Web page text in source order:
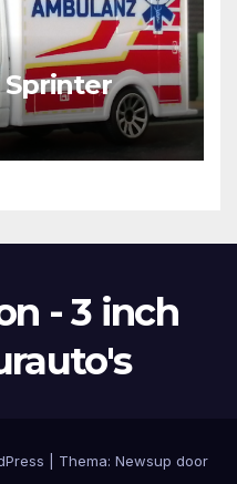
Sprinter
- 3 inch
Thema: Newsup door